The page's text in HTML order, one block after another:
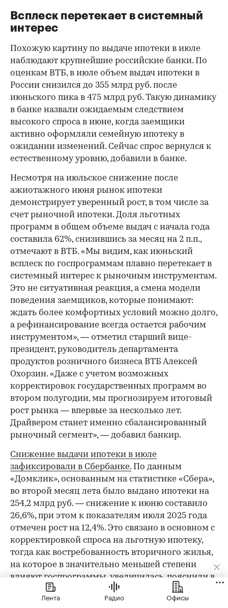
Всплеск перетекает в системный
интерес
Похожую картину по выдаче ипотеки в июле
наблюдают крупнейшие российские банки. По
оценкам ВТБ, в июле объем выдач ипотеки в
России снизился до 355 млрд руб. после
июньского пика в 475 млрд руб. Такую динамику
в банке назвали ожидаемым следствием
высокого спроса в июне, когда заемщики
активно оформляли семейную ипотеку в
ожидании изменений. Сейчас спрос вернулся к
естественному уровню, добавили в банке.
Несмотря на июльское снижение после
ажиотажного июня рынок ипотеки
демонстрирует уверенный рост, в том числе за
счет рыночной ипотеки. Доля льготных
программ в общем объеме выдач с начала года
составила 62%, снизившись за месяц на 2 п.п.,
отмечают в ВТБ. «Мы видим, как июньский
всплеск по госпрограммам плавно перетекает в
системный интерес к рыночным инструментам.
Это не ситуативная реакция, а смена модели
поведения заемщиков, которые понимают:
ждать более комфортных условий можно долго,
а рефинансирование всегда остается рабочим
инструментом», — отметил старший вице-
президент, руководитель департамента
продуктов розничного бизнеса ВТБ Алексей
Охорзин. «Даже с учетом возможных
корректировок государственных программ во
втором полугодии, мы прогнозируем итоговый
рост рынка — впервые за несколько лет.
Драйвером станет именно сбалансированный
рыночный сегмент», — добавил банкир.
Снижение выдачи ипотеки в июле
зафиксировали в Сбербанке. По данным
«Домклик», основанным на статистике «Сбера»,
во второй месяц лета было выдано ипотеки на
254,2 млрд руб. — снижение к июню составило
26,6%, при этом к показателям июля 2025 года
отмечен рост на 12,4%. Это связано в основном с
корректировкой спроса на льготную ипотеку,
тогда как востребованность вторичного жилья,
на которое в значительно меньшей степени
влияют госпрограммы, увеличилась, пояснили в
«Домклик».
Лента Радио Офисы